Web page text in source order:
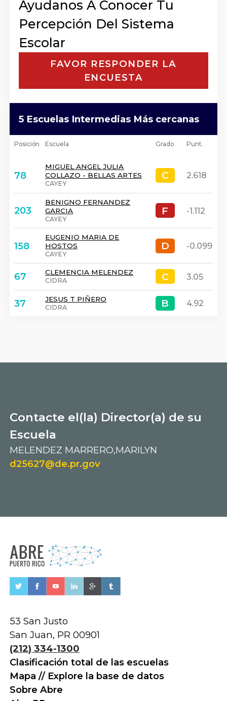
Ayudanos A Conocer Tu
Percepción Del Sistema
Escolar
FAVOR RESPONDER LA
ENCUESTA
5 Escuelas Intermedias Más cercanas
Posición Escuela Grado Punt.
78
MIGUEL ANGEL JULIA
COLLAZO - BELLAS ARTES
CAYEY
C
C 2.618
203
BENIGNO FERNANDEZ
GARCIA
CAYEY
F
F -1.112
158
EUGENIO MARIA DE
HOSTOS
CAYEY
D
D -0.099
67 CLEMENCIA MELENDEZ
CIDRA C
C 3.05
37 JESUS T PIÑERO
CIDRA B
B 4.92
Contacte el(la) Director(a) de su
Escuela
MELENDEZ MARRERO,MARILYN
d25627@de.pr.gov
53 San Justo
San Juan, PR 00901
(212) 334-1300
Clasificación total de las escuelas
Mapa // Explore la base de datos
Sobre Abre